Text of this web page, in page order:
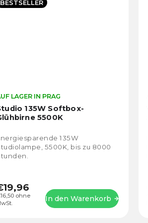
BESTSELLER
135W Softbox-
5500K
LAGER IN PRAG
ohne
In den Warenkorb
135W
5500K, bis zu 8000